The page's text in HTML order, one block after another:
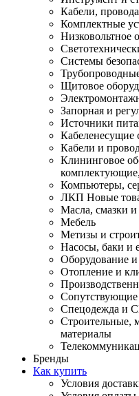
Кабели,
Комплектные
Низковольтное
Системы
Щитовое
Запорная и
Источники
Кабеленесущие
Кабели и
Клининговое
Компьютеры,
ЛКП Новые
Масла, смазки
Мебель
Метизы и
Насосы, баки и
Оборудование и
Отопление и
Сопутствующие
Спецодежда и
Строительные,
материалы
Бренды
Как купить
Условия